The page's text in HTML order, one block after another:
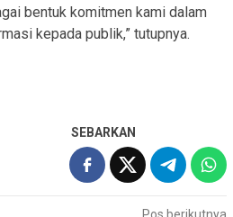
bentuk komitmen kami dalam
kepada publik,” tutupnya.
SEBARKAN